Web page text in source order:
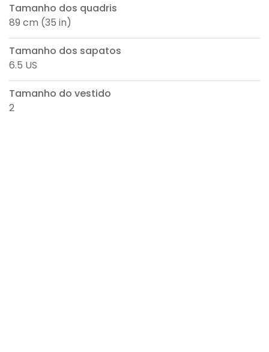
Tamanho dos quadris
89 cm (35 in)
Tamanho dos sapatos
6.5 US
Tamanho do vestido
2